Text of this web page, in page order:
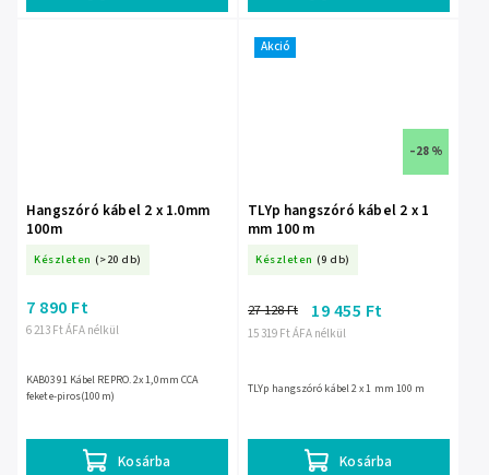
Hangszóró kábel 2 x 1.0mm
100m
Készleten (>20 db)
6 213 Ft ÁFA nélkül
7 890 Ft
Kosárba
KAB0391 Kábel REPRO. 2x 1,0mm CCA
fekete-piros(100m)
Akció
–28 %
TLYp hangszóró kábel 2 x 1
mm 100 m
Készleten (9 db)
15 319 Ft ÁFA nélkül
27 128 Ft 19 455 Ft
Kosárba
TLYp hangszóró kábel 2 x 1 mm 100 m